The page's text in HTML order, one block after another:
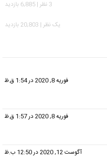
3 نظر | 6,885 بازدید
يک نظر | 20,803 بازدید
فوریه 8, 2020 در 1:54 ق.ظ
فوریه 8, 2020 در 1:57 ق.ظ
آگوست 12, 2020 در 12:50 ب.ظ